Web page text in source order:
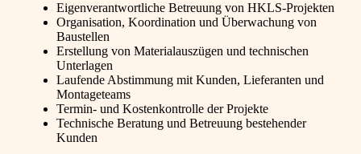
Eigenverantwortliche Betreuung von HKLS-Projekten
Organisation, Koordination und Überwachung von
Baustellen
Erstellung von Materialauszügen und technischen
Unterlagen
Laufende Abstimmung mit Kunden, Lieferanten und
Montageteams
Termin- und Kostenkontrolle der Projekte
Technische Beratung und Betreuung bestehender
Kunden